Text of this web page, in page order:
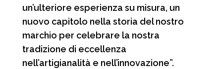
un’ulteriore esperienza su misura, un
nuovo capitolo nella storia del nostro
marchio per celebrare la nostra
tradizione di eccellenza
nell’artigianalità e nell’innovazione”.